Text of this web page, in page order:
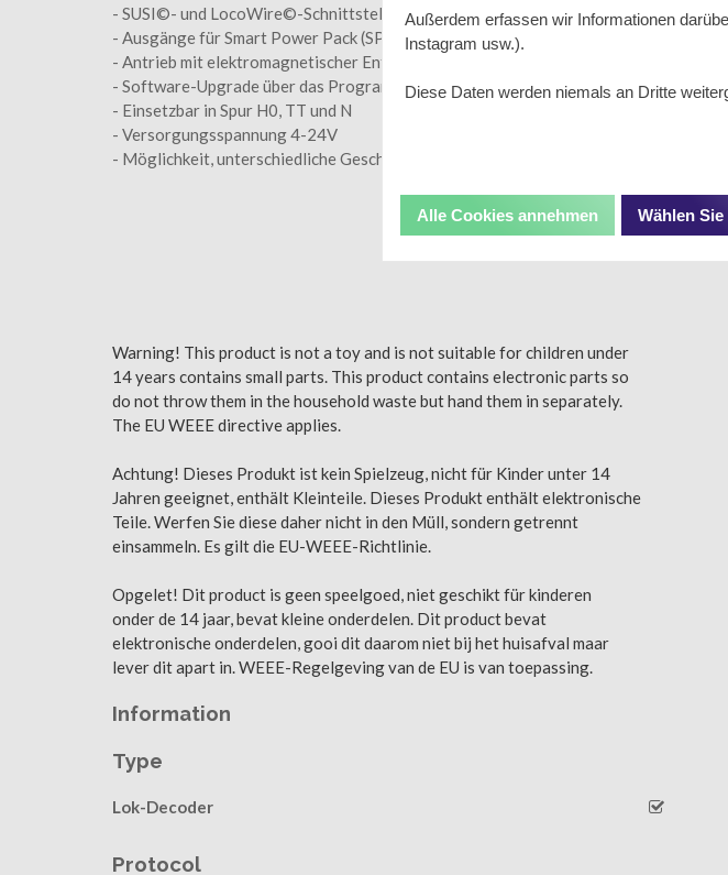
- SUSI©- und LocoWire©-Schnittstelle
- Ausgänge für Smart Power Pack (SPP©)
- Antrieb mit elektromagnetischer Entkopplung möglich
- Software-Upgrade über das Programmiergerät möglich, auch wenn der Decoder in
- Einsetzbar in Spur H0, TT und N
- Versorgungsspannung 4-24V
- Möglichkeit, unterschiedliche Geschwindigkeiten für Vorwärts- und Rückwärtsfahrt
Warning! This product is not a toy and is not suitable for children under
14 years contains small parts. This product contains electronic parts so
do not throw them in the household waste but hand them in separately.
The EU WEEE directive applies.
Achtung! Dieses Produkt ist kein Spielzeug, nicht für Kinder unter 14
Jahren geeignet, enthält Kleinteile. Dieses Produkt enthält elektronische
Teile. Werfen Sie diese daher nicht in den Müll, sondern getrennt
einsammeln. Es gilt die EU-WEEE-Richtlinie.
Opgelet! Dit product is geen speelgoed, niet geschikt für kinderen
onder de 14 jaar, bevat kleine onderdelen. Dit product bevat
elektronische onderdelen, gooi dit daarom niet bij het huisafval maar
lever dit apart in. WEEE-Regelgeving van de EU is van toepassing.
Information
Type
Lok-Decoder
Protocol
Außerdem erfassen wir Informationen
Instagram usw.).
Diese Daten werden niemals an Dritte
Alle Cookies annehmen Wählen